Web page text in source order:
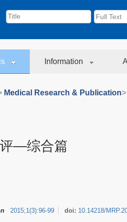
Information
Medical Research & Publication
—综合篇
2015;1(3):96-99 doi: 10.14218/